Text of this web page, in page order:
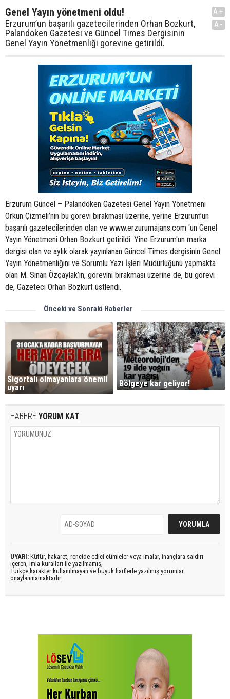
Genel Yayın yönetmeni oldu!
Erzurum’un başarılı gazetecilerinden Orhan Bozkurt,
Palandöken Gazetesi ve Güncel Times Dergisinin
Genel Yayın Yönetmenliği görevine getirildi.
A+
A-
Erzurum Güncel – Palandöken Gazetesi Genel Yayın Yönetmeni
Orkun Çizmeli’nin bu görevi bırakması üzerine, yerine Erzurum’un
başarılı gazetecilerinden olan ve www.erzurumajans.com 'un Genel
Yayın Yönetmeni Orhan Bozkurt getirildi. Yine Erzurum'un marka
dergisi olan ve aylık olarak yayınlanan Güncel Times dergisinin Genel
Yayın Yönetmenliğini ve Sorumlu Yazı İşleri Müdürlüğünü yapmakta
olan M. Sinan Özçaylak’ın, görevini bırakması üzerine de, bu görevi
de, Gazeteci Orhan Bozkurt üstlendi.
Önceki ve Sonraki Haberler
Sigortalı olmayanlara önemli
uyarı
Bölgeye kar geliyor!
HABERE YORUM KAT
UYARI: Küfür, hakaret, rencide edici cümleler veya imalar, inançlara saldırı
içeren, imla kuralları ile yazılmamış,
Türkçe karakter kullanılmayan ve büyük harflerle yazılmış yorumlar
onaylanmamaktadır.